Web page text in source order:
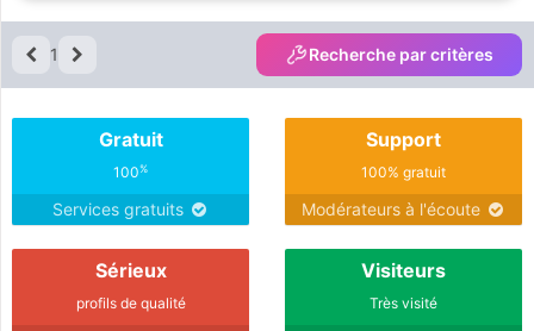
1 Recherche par critères
Gratuit
100%
Services gratuits
Support
100% gratuit
Modérateurs à l'écoute
Sérieux
profils de qualité
Visiteurs
Très visité